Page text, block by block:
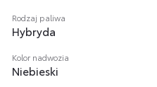
Rodzaj paliwa
Hybryda
Kolor nadwozia
Niebieski